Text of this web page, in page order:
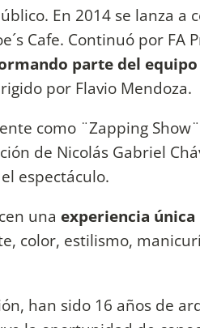
En 2014 se lanza a
Cafe. Continuó por FA
parte del
por Flavio Mendoza.
como ¨Zapping
de Nicolás Gabriel
espectáculo.
una experiencia única
color, estilismo,
han sido 16 años de